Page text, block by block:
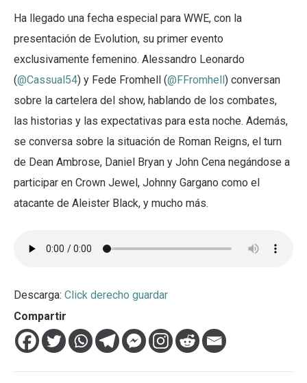
Ha llegado una fecha especial para WWE, con la
presentación de Evolution, su primer evento
exclusivamente femenino. Alessandro Leonardo
(@Cassual54) y Fede Fromhell (@FFromhell) conversan
sobre la cartelera del show, hablando de los combates,
las historias y las expectativas para esta noche. Además,
se conversa sobre la situación de Roman Reigns, el turn
de Dean Ambrose, Daniel Bryan y John Cena negándose a
participar en Crown Jewel, Johnny Gargano como el
atacante de Aleister Black, y mucho más.
Descarga: Click derecho guardar
Compartir